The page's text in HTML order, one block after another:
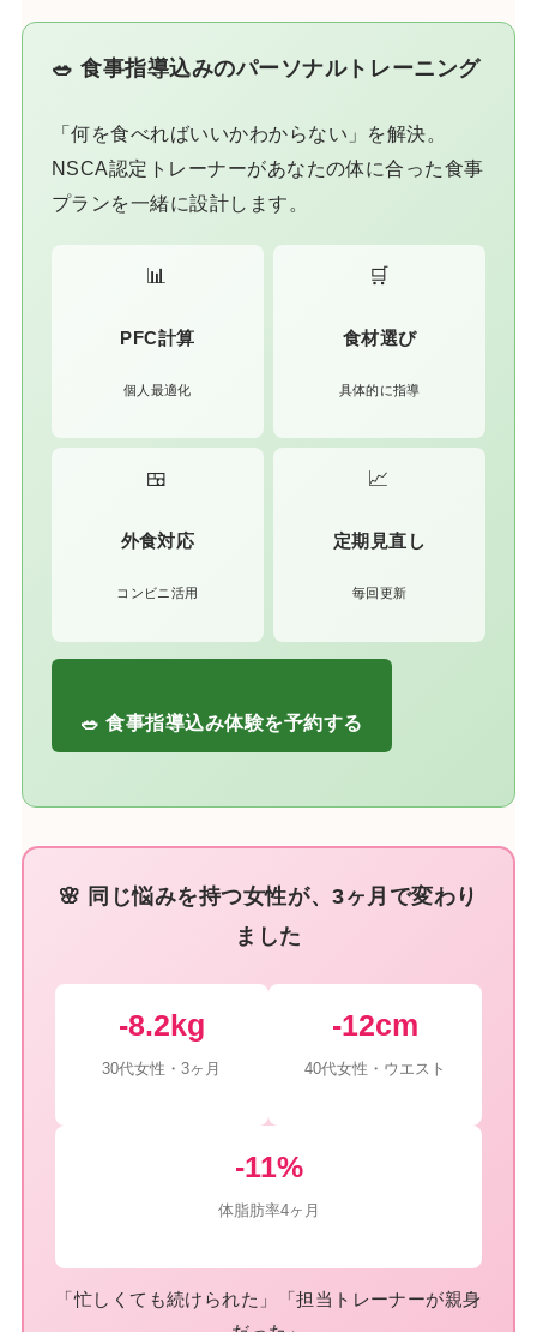
🥗 食事指導込みのパーソナルトレーニング
「何を食べればいいかわからない」を解決。
NSCA認定トレーナーがあなたの体に合った食事
プランを一緒に設計します。
📊
PFC計算
個人最適化
🛒
食材選び
具体的に指導
🍱
外食対応
コンビニ活用
📈
定期見直し
毎回更新
🥗 食事指導込み体験を予約する
🌸 同じ悩みを持つ女性が、3ヶ月で変わり
ました
-8.2kg
30代女性・3ヶ月
-12cm
40代女性・ウエスト
-11%
体脂肪率4ヶ月
「忙しくても続けられた」「担当トレーナーが親身